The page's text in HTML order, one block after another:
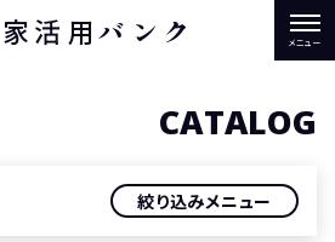
活用バンク
CATALOG
絞り込みメニュー